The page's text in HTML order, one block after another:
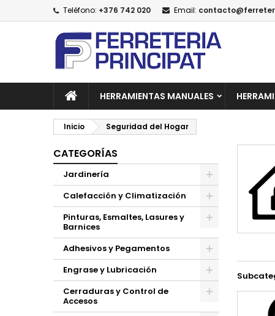
Teléfono: +376 742 020 Email:
HERRAMIENTAS MANUALES
Inicio Seguridad del Hogar
CATEGORÍAS
Jardinería
Calefacción y Climatización
Pinturas, Esmaltes, Lasures y
Barnices
Adhesivos y Pegamentos
Engrase y Lubricación
Cerraduras y Control de
Accesos